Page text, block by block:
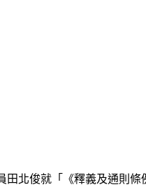
田北俊就「《釋義及通則條